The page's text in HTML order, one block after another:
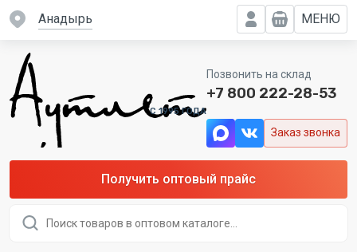
Анадырь МЕНЮ
C 1995 ГОДА
Позвонить на склад
+7 800 222-28-53
Заказ звонка
Получить оптовый прайс
товаров